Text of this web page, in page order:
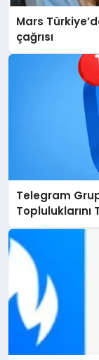
Mars
çağrısı
Telegram